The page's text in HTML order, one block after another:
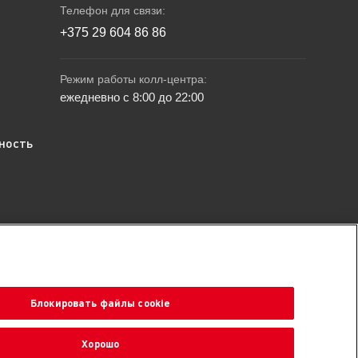
Телефон для связи:
+375 29 604 86 86
Режим работы колл-центра:
ежедневно с 8:00 до 22:00
покупателей о нарушении их прав.
Блокировать файлы cookie
Хорошо